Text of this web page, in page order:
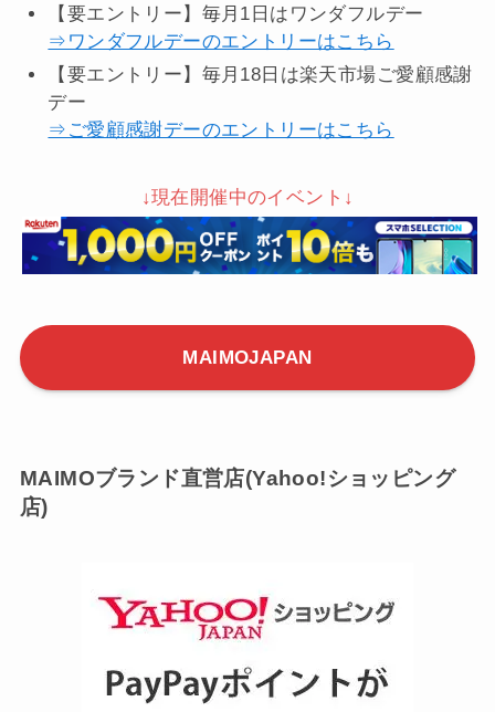
【要エントリー】毎月1日はワンダフルデー
⇒ワンダフルデーのエントリーはこちら
【要エントリー】毎月18日は楽天市場ご愛顧感謝
デー
⇒ご愛顧感謝デーのエントリーはこちら
↓現在開催中のイベント↓
MAIMOJAPAN
MAIMOブランド直営店(Yahoo!ショッピング
店)